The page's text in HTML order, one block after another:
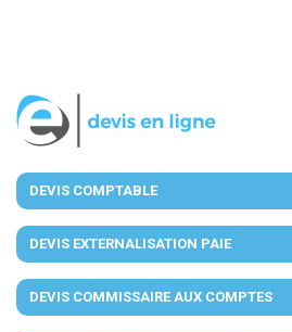
DEVIS COMPTABLE
DEVIS EXTERNALISATION PAIE
DEVIS COMMISSAIRE AUX COMPTES